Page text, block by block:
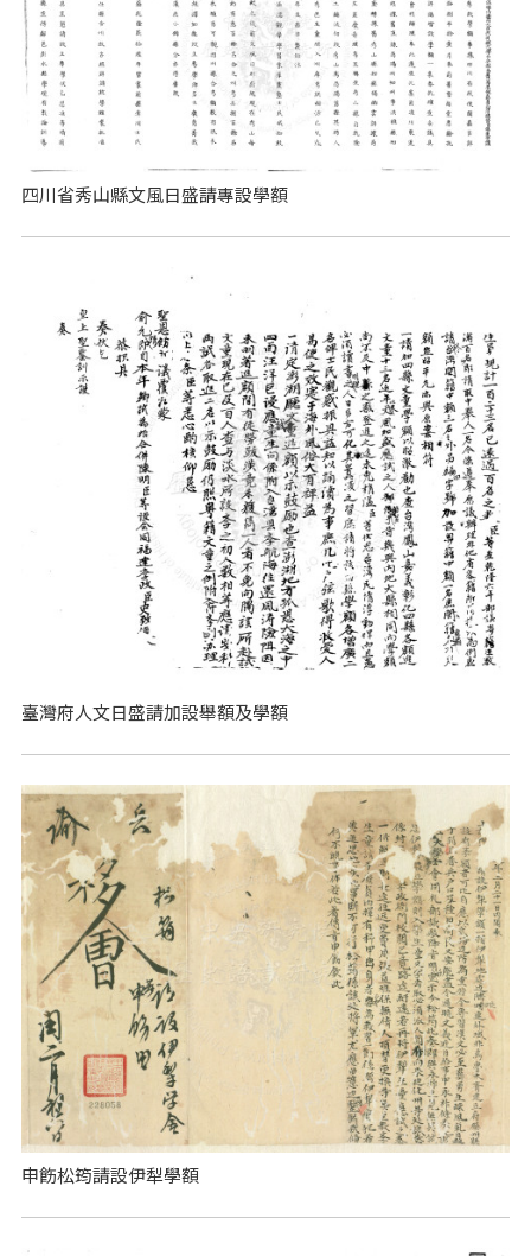
四川省秀山縣文風日盛請專設學額
臺灣府人文日盛請加設舉額及學額
申飭松筠請設伊犁學額